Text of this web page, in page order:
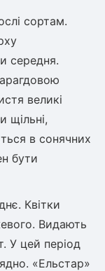
сортам.
середня.
великі
щільні,
в сонячних
бути
Квітки
Видають
У цей період
«Ельстар»